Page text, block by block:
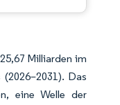
Milliarden im
Das
eine Welle der